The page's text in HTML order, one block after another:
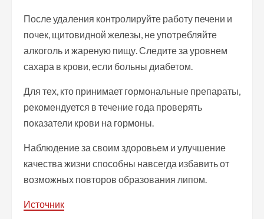
После удаления контролируйте работу печени и
почек, щитовидной железы, не употребляйте
алкоголь и жареную пищу. Следите за уровнем
сахара в крови, если больны диабетом.
Для тех, кто принимает гормональные препараты,
рекомендуется в течение года проверять
показатели крови на гормоны.
Наблюдение за своим здоровьем и улучшение
качества жизни способны навсегда избавить от
возможных повторов образования липом.
Источник